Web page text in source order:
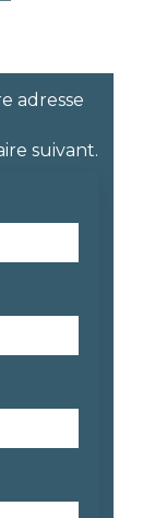
adresse
suivant.